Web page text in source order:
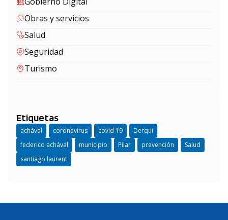
Obras y servicios
Salud
Seguridad
Turismo
Etiquetas
achával coronavirus covid 19
Derqui
federico achával
municipio Pilar prevención
Salud
santiago laurent